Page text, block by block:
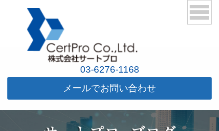
03-6276-1168
メールでお問い合わせ